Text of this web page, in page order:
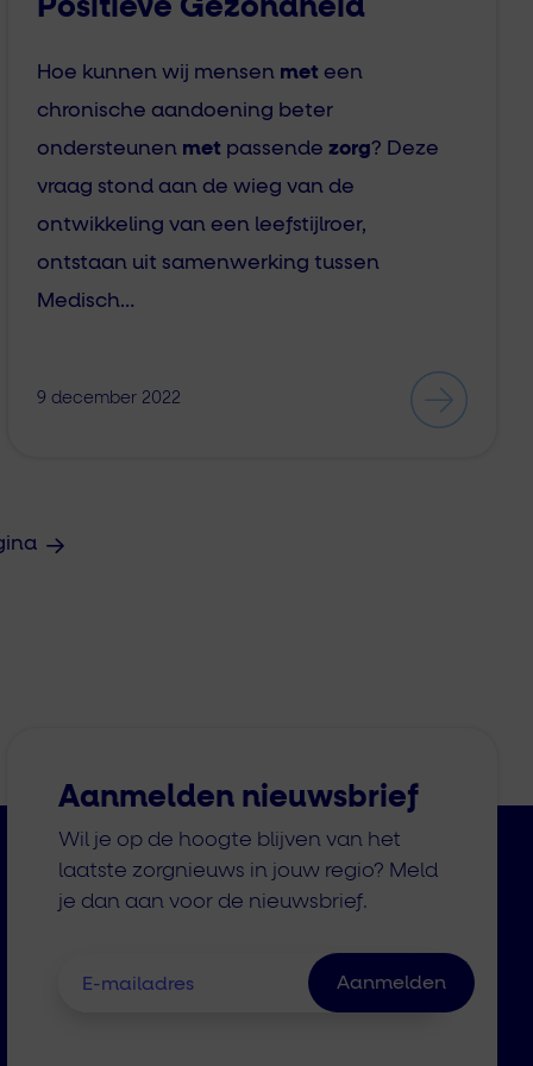
Positieve Gezondheid
Hoe kunnen wij mensen met een
chronische aandoening beter
ondersteunen met passende zorg? Deze
vraag stond aan de wieg van de
ontwikkeling van een leefstijlroer,
ontstaan uit samenwerking tussen
Medisch…
9 december 2022
Aanmelden nieuwsbrief
Wil je op de hoogte blijven van het
laatste zorgnieuws in jouw regio? Meld
je dan aan voor de nieuwsbrief.